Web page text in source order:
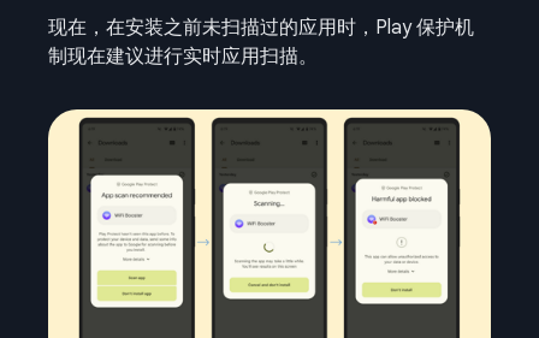
现在，在安装之前未扫描过的应用时，Play 保护机
制现在建议进行实时应用扫描。